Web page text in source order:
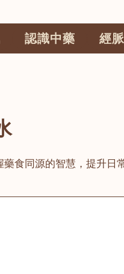
認識中藥 經
食同源的智慧，提升日